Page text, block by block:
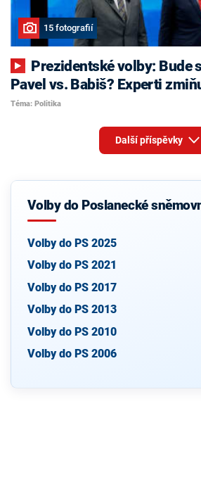
15 fotografií
Pavel vs. Babiš? Experti
Téma: Politika
Další příspěvky
Volby do Poslanecké
Volby do PS 2025
Volby do PS 2021
Volby do PS 2017
Volby do PS 2013
Volby do PS 2010
Volby do PS 2006